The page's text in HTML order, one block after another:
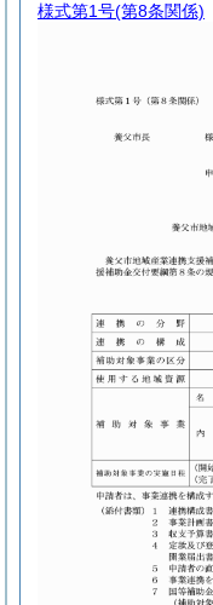
様式第1号(第8条関係)